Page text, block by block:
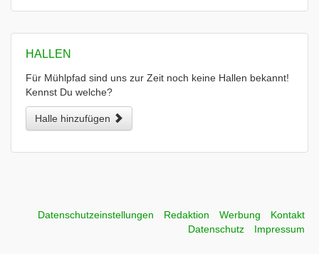
HALLEN
Für Mühlpfad sind uns zur Zeit noch keine Hallen bekannt!
Kennst Du welche?
Halle hinzufügen
Datenschutzeinstellungen Redaktion Werbung
Kontakt
Datenschutz
Impressum